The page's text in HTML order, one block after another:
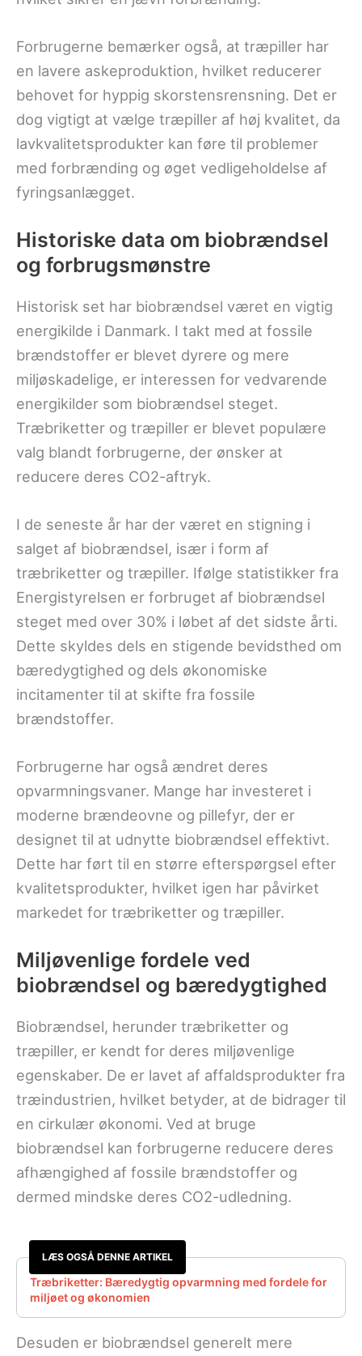
Forbrugerne bemærker også, at træpiller har
en lavere askeproduktion, hvilket reducerer
behovet for hyppig skorstensrensning. Det er
dog vigtigt at vælge træpiller af høj kvalitet, da
lavkvalitetsprodukter kan føre til problemer
med forbrænding og øget vedligeholdelse af
fyringsanlægget.
Historiske data om biobrændsel
og forbrugsmønstre
Historisk set har biobrændsel været en vigtig
energikilde i Danmark. I takt med at fossile
brændstoffer er blevet dyrere og mere
miljøskadelige, er interessen for vedvarende
energikilder som biobrændsel steget.
Træbriketter og træpiller er blevet populære
valg blandt forbrugerne, der ønsker at
reducere deres CO2-aftryk.
I de seneste år har der været en stigning i
salget af biobrændsel, især i form af
træbriketter og træpiller. Ifølge statistikker fra
Energistyrelsen er forbruget af biobrændsel
steget med over 30% i løbet af det sidste årti.
Dette skyldes dels en stigende bevidsthed om
bæredygtighed og dels økonomiske
incitamenter til at skifte fra fossile
brændstoffer.
Forbrugerne har også ændret deres
opvarmningsvaner. Mange har investeret i
moderne brændeovne og pillefyr, der er
designet til at udnytte biobrændsel effektivt.
Dette har ført til en større efterspørgsel efter
kvalitetsprodukter, hvilket igen har påvirket
markedet for træbriketter og træpiller.
Miljøvenlige fordele ved
biobrændsel og bæredygtighed
Biobrændsel, herunder træbriketter og
træpiller, er kendt for deres miljøvenlige
egenskaber. De er lavet af affaldsprodukter fra
træindustrien, hvilket betyder, at de bidrager til
en cirkulær økonomi. Ved at bruge
biobrændsel kan forbrugerne reducere deres
afhængighed af fossile brændstoffer og
dermed mindske deres CO2-udledning.
LÆS OGSÅ DENNE ARTIKEL
Træbriketter: Bæredygtig opvarmning med fordele for
miljøet og økonomien
Desuden er biobrændsel generelt mere